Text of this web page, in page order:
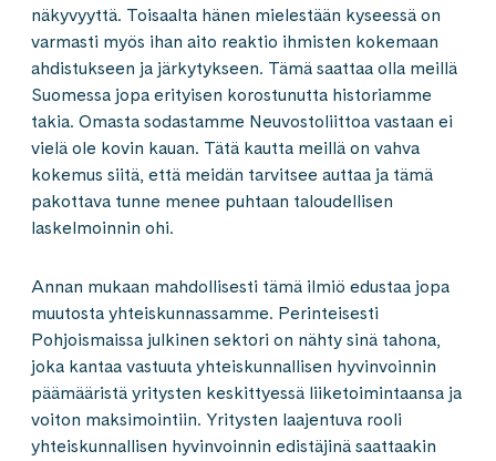
näkyvyyttä. Toisaalta hänen mielestään kyseessä on
varmasti myös ihan aito reaktio ihmisten kokemaan
ahdistukseen ja järkytykseen. Tämä saattaa olla meillä
Suomessa jopa erityisen korostunutta historiamme
takia. Omasta sodastamme Neuvostoliittoa vastaan ei
vielä ole kovin kauan. Tätä kautta meillä on vahva
kokemus siitä, että meidän tarvitsee auttaa ja tämä
pakottava tunne menee puhtaan taloudellisen
laskelmoinnin ohi.
Annan mukaan mahdollisesti tämä ilmiö edustaa jopa
muutosta yhteiskunnassamme. Perinteisesti
Pohjoismaissa julkinen sektori on nähty sinä tahona,
joka kantaa vastuuta yhteiskunnallisen hyvinvoinnin
päämääristä yritysten keskittyessä liiketoimintaansa ja
voiton maksimointiin. Yritysten laajentuva rooli
yhteiskunnallisen hyvinvoinnin edistäjinä saattaakin